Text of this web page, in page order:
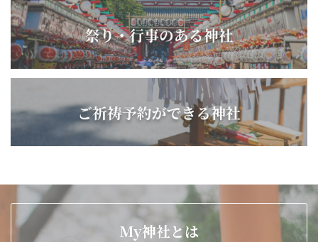
My神社とは